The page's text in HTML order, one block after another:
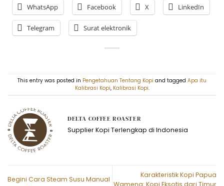
WhatsApp Facebook X LinkedIn
Telegram Surat elektronik
This entry was posted in Pengetahuan Tentang Kopi and tagged Apa itu
Kalibrasi Kopi, Kalibrasi Kopi.
DELTA COFFEE ROASTER
Supplier Kopi Terlengkap di Indonesia
Begini Cara Steam Susu Manual
Karakteristik Kopi Papua
Wamena: Kopi Eksotis dari Timur